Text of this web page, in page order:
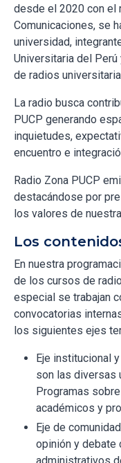
desde el 2020 con el
Comunicaciones, se
universidad,
Universitaria del
de radios
La radio busca
PUCP generando
inquietudes,
encuentro e
Radio Zona PUCP
destacándose por
los valores de
Los
En nuestra
de los cursos de
especial se trabajan
convocatorias
los siguientes ejes
Eje institucional
son las diversas
Programas
académicos y
Eje de
opinión y debate